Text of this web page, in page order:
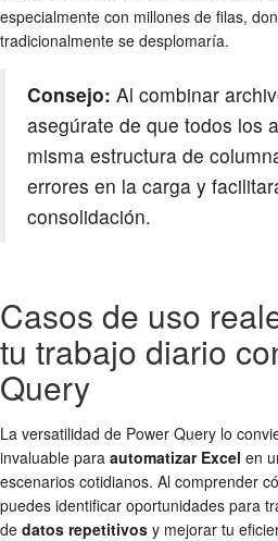
especialmente con millones de filas,
tradicionalmente se desplomaría.
Consejo: Al combinar
asegúrate de que todos los
misma estructura de
errores en la carga y
consolidación.
Casos de uso
tu trabajo diario
Query
La versatilidad de Power Query lo
invaluable para automatizar Excel en
escenarios cotidianos. Al comprender
puedes identificar oportunidades para
de datos repetitivos y mejorar tu